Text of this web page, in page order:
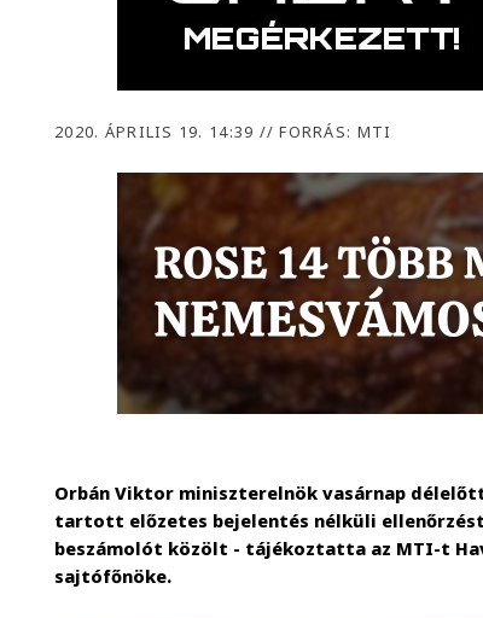
2020. ÁPRILIS 19. 14:39 // FORRÁS: MTI
Orbán Viktor miniszterelnök vasárnap
tartott előzetes bejelentés nélküli
beszámolót közölt - tájékoztatta az MTI-t
sajtófőnöke.